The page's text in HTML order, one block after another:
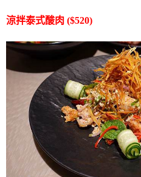
涼拌泰式酸肉 ($520)